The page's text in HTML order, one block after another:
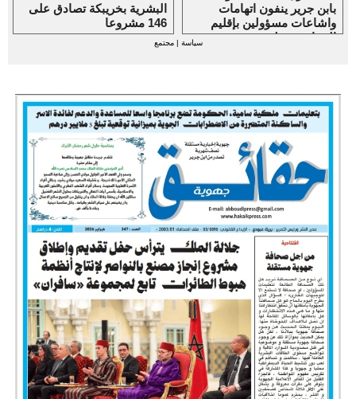
البشرية بخريبكة تصادق على
146 مشروعا
بابن جرير ينفون اتهامات
واشاعات مسؤولين بإقليم
الرحامنة حولهم
سياسة |مجتمع